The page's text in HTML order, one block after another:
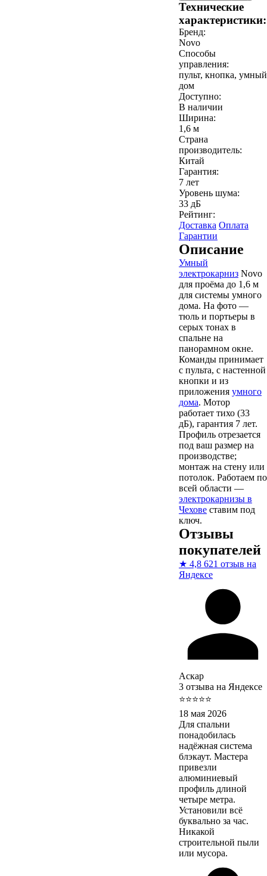
Технические
характеристики:
Бренд:
Novo
Способы
управления:
пульт, кнопка, умный
дом
Доступно:
В наличии
Ширина:
1,6 м
Страна
производитель:
Китай
Гарантия:
7 лет
Уровень шума:
33 дБ
Рейтинг:
Доставка Оплата
Гарантии
Описание
Умный
электрокарниз Novo
для проёма до 1,6 м
для системы умного
дома. На фото —
тюль и портьеры в
серых тонах в
спальне на
панорамном окне.
Команды принимает
с пульта, с настенной
кнопки и из
приложения умного
дома. Мотор
работает тихо (33
дБ), гарантия 7 лет.
Профиль отрезается
под ваш размер на
производстве;
монтаж на стену или
потолок. Работаем по
всей области —
электрокарнизы в
Чехове ставим под
ключ.
Отзывы
покупателей
★ 4,8 621 отзыв на
Яндексе
Аскар
3 отзыва на Яндексе
⭐⭐⭐⭐⭐
18 мая 2026
Для спальни
понадобилась
надёжная система
блэкаут. Мастера
привезли
алюминиевый
профиль длиной
четыре метра.
Установили всё
буквально за час.
Никакой
строительной пыли
или мусора.